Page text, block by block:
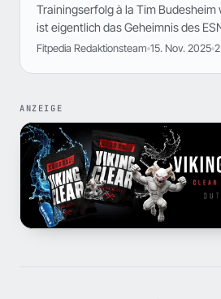
Trainingserfolg à la Tim Budesheim
ist eigentlich das Geheimnis des
Fitpedia Redaktionsteam 15. Nov. 2025
ANZEIGE